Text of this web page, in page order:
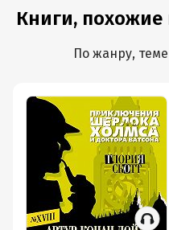
Книги,
По жанру,